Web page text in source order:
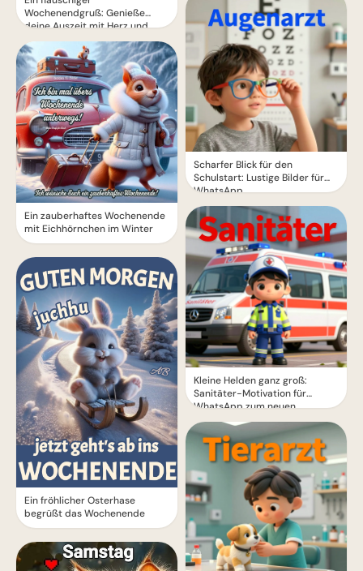
Wochenendgruß: Genieße
deine Auszeit mit Herz und
Seele!
Ein zauberhaftes Wochenende
mit Eichhörnchen im Winter
Ein fröhlicher Osterhase
begrüßt das Wochenende
Scharfer Blick für den
Schulstart: Lustige Bilder für
WhatsApp
Kleine Helden ganz groß:
Sanitäter-Motivation für
WhatsApp zum neuen
Schuljahr